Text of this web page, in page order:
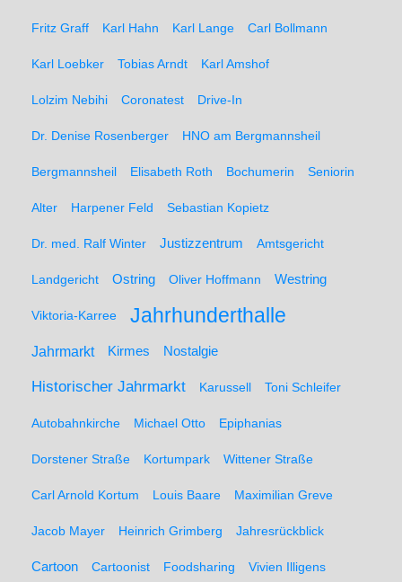
Fritz Graff Karl Hahn Karl Lange Carl Bollmann
Karl Loebker Tobias Arndt Karl Amshof
Lolzim Nebihi Coronatest Drive-In
Dr. Denise Rosenberger HNO am Bergmannsheil
Bergmannsheil Elisabeth Roth Bochumerin Seniorin
Alter Harpener Feld Sebastian Kopietz
Dr. med. Ralf Winter Justizzentrum Amtsgericht
Landgericht Ostring Oliver Hoffmann Westring
Viktoria-Karree Jahrhunderthalle
Jahrmarkt Kirmes Nostalgie
Historischer Jahrmarkt Karussell Toni Schleifer
Autobahnkirche Michael Otto Epiphanias
Dorstener Straße Kortumpark Wittener Straße
Carl Arnold Kortum Louis Baare Maximilian Greve
Jacob Mayer Heinrich Grimberg Jahresrückblick
Cartoon Cartoonist Foodsharing Vivien Illigens